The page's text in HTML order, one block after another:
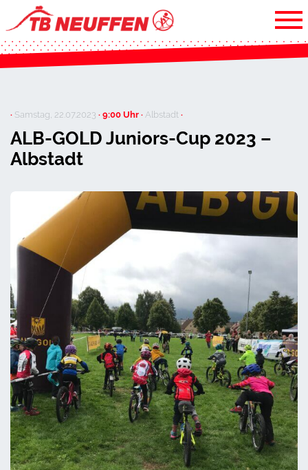
· Samstag, 22.07.2023 · 9:00 Uhr · Albstadt ·
ALB-GOLD Juniors-Cup 2023 –
Albstadt